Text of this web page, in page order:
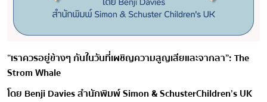
“เราควรอยู่ข้างๆ กันในวันที่เผชิญความสูญเสียและจากลา” : The
Strom Whale
โดย Benji Davies สำนักพิมพ์ Simon & Schuster Children’s UK